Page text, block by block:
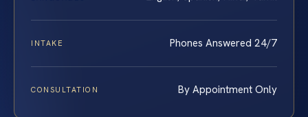
INTAKE Phones Answered 24/7
CONSULTATION By Appointment Only